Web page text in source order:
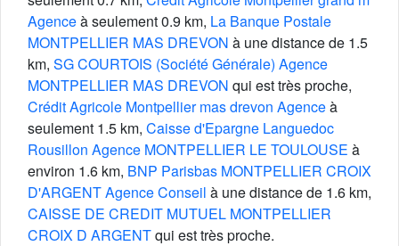
Agenceà seulement 0.9 km, La Banque Postale
MONTPELLIER MAS DREVON à une distance de 1.5
km, SG COURTOIS (Société Générale) Agence
MONTPELLIER MAS DREVON qui est très proche,
Crédit Agricole Montpellier mas drevon Agenceà
seulement 1.5 km, Caisse d'Epargne Languedoc
Rousillon Agence MONTPELLIER LE TOULOUSE à
environ 1.6 km, BNP Parisbas MONTPELLIER CROIX
D'ARGENT Agence Conseil à une distance de 1.6 km,
CAISSE DE CREDIT MUTUEL MONTPELLIER
CROIX D ARGENTqui est très proche.